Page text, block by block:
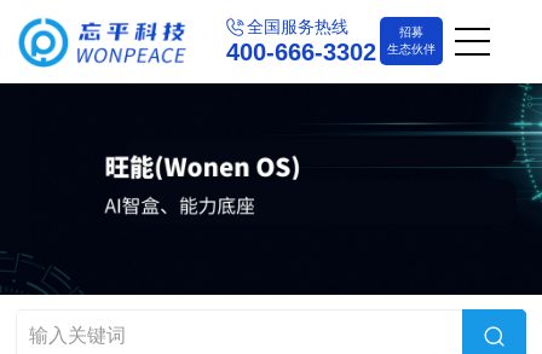
全国服务热线
400-666-3302
招募
生态伙伴